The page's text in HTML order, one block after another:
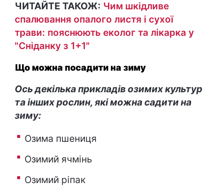
ЧИТАЙТЕ ТАКОЖ: Чим шкідливе
спалювання опалого листя і сухої
трави: пояснюють еколог та лікарка у
"Сніданку з 1+1"
Що можна посадити на зиму
Ось декілька прикладів озимих культур
та інших рослин, які можна садити на
зиму:
Озима пшениця
Озимий ячмінь
Озимий ріпак